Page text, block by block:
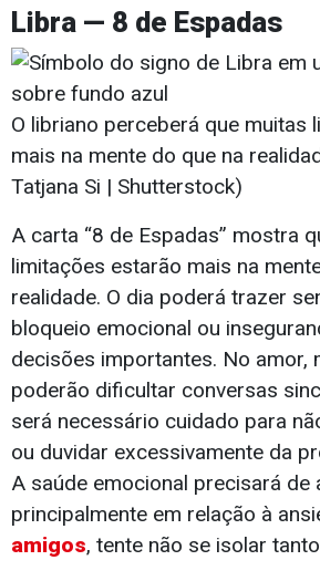
Libra — 8 de Espadas
O libriano perceberá que muitas
mais na mente do que na
Tatjana Si | Shutterstock)
A carta “8 de Espadas” mostra
limitações estarão mais na
realidade. O dia poderá trazer
bloqueio emocional ou
decisões importantes. No amor,
poderão dificultar conversas
será necessário cuidado para
ou duvidar excessivamente da
A saúde emocional precisará de
principalmente em relação à
amigos, tente não se isolar